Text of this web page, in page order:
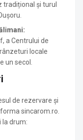
tradițional și turul
a Centrului de
locale
un secol
de rezervare și
sincarom.ro
la drum: